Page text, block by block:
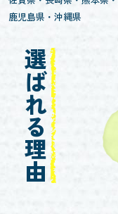
鹿児島県
沖縄県
選ばれる理由